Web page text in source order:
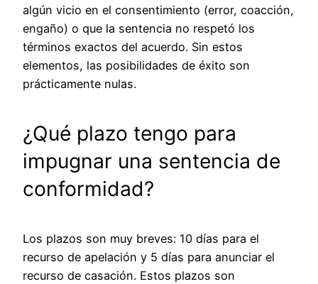
algún vicio en el consentimiento (error, coacción,
engaño) o que la sentencia no respetó los
términos exactos del acuerdo. Sin estos
elementos, las posibilidades de éxito son
prácticamente nulas.
¿Qué plazo tengo para
impugnar una sentencia de
conformidad?
Los plazos son muy breves: 10 días para el
recurso de apelación y 5 días para anunciar el
recurso de casación. Estos plazos son